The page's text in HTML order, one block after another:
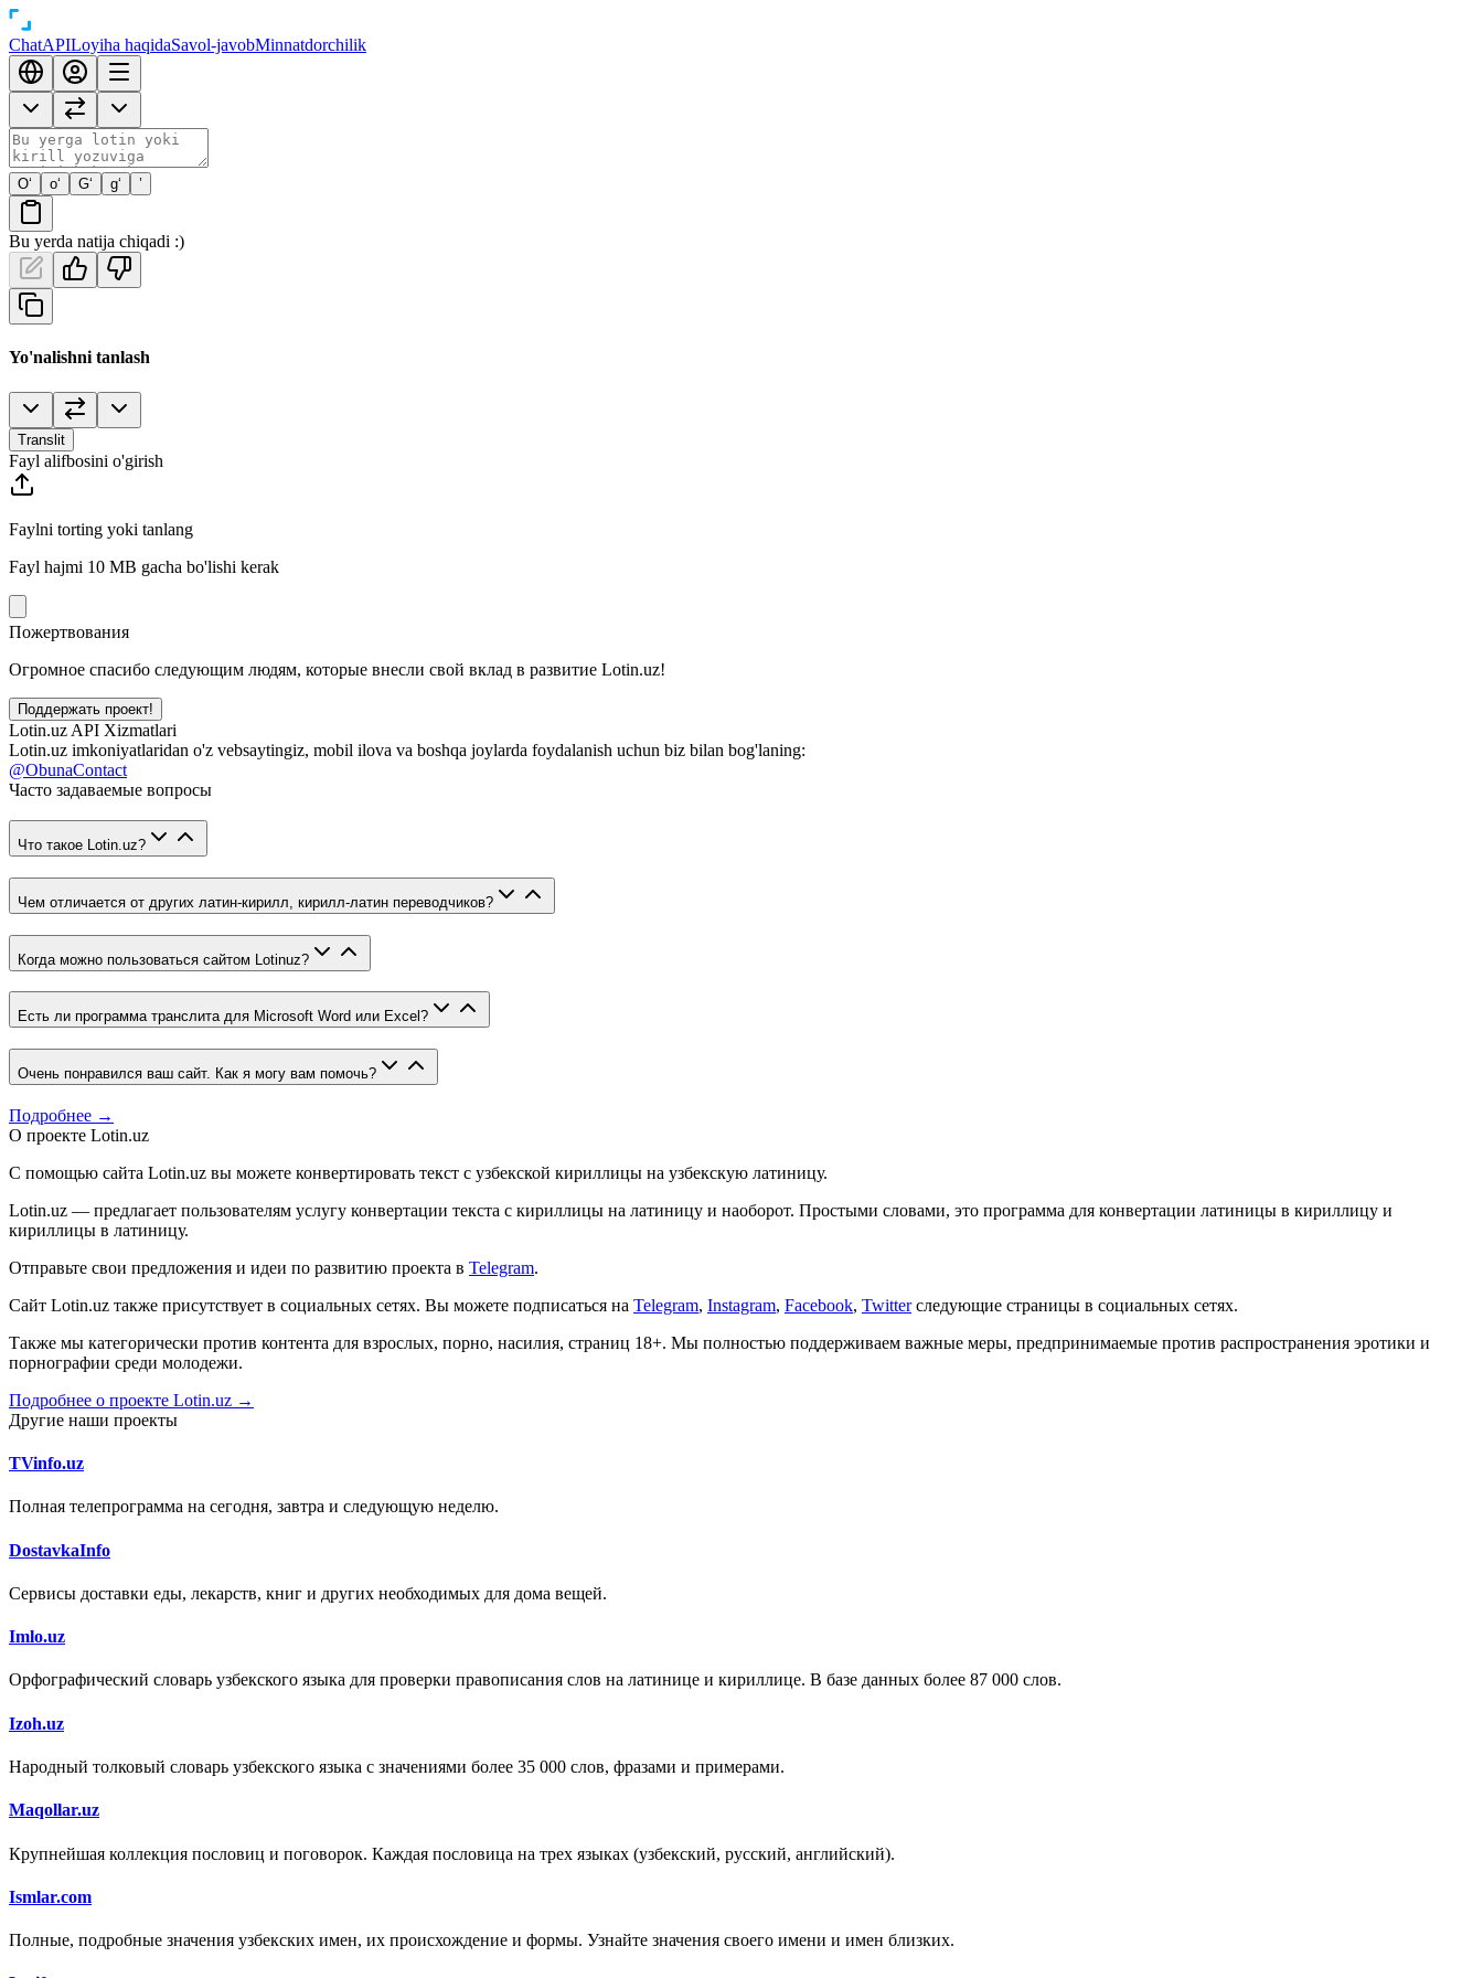
ChatAPILoyiha haqidaSavol-javobMinnatdorchilik
O‘ o‘ G‘ g‘ ’
Bu yerda natija chiqadi :)
Yo'nalishni tanlash
Translit
Fayl alifbosini o'girish
Faylni torting yoki tanlang
Fayl hajmi 10 MB gacha bo'lishi kerak
Пожертвования
Огромное спасибо следующим людям, которые внесли свой вклад в развитие Lotin.uz!
Поддержать проект!
Lotin.uz API Xizmatlari
Lotin.uz imkoniyatlaridan o'z vebsaytingiz, mobil ilova va boshqa joylarda foydalanish uchun biz bilan bog'laning:
@ObunaContact
Часто задаваемые вопросы
Что такое Lotin.uz?
Чем отличается от других латин-кирилл, кирилл-латин переводчиков?
Когда можно пользоваться сайтом Lotinuz?
Есть ли программа транслита для Microsoft Word или Excel?
Очень понравился ваш сайт. Как я могу вам помочь?
Подробнее →
О проекте Lotin.uz
С помощью сайта Lotin.uz вы можете конвертировать текст с узбекской кириллицы на узбекскую латиницу.
Lotin.uz — предлагает пользователям услугу конвертации текста с кириллицы на латиницу и наоборот. Простыми словами, это программа для конвертации латиницы в кириллицу и
кириллицы в латиницу.
Отправьте свои предложения и идеи по развитию проекта в Telegram.
Сайт Lotin.uz также присутствует в социальных сетях. Вы можете подписаться на Telegram, Instagram, Facebook, Twitter следующие страницы в социальных сетях.
Также мы категорически против контента для взрослых, порно, насилия, страниц 18+. Мы полностью поддерживаем важные меры, предпринимаемые против распространения эротики и
порнографии среди молодежи.
Подробнее о проекте Lotin.uz →
Другие наши проекты
TVinfo.uz
Полная телепрограмма на сегодня, завтра и следующую неделю.
DostavkaInfo
Сервисы доставки еды, лекарств, книг и других необходимых для дома вещей.
Imlo.uz
Орфографический словарь узбекского языка для проверки правописания слов на латинице и кириллице. В базе данных более 87 000 слов.
Izoh.uz
Народный толковый словарь узбекского языка с значениями более 35 000 слов, фразами и примерами.
Maqollar.uz
Крупнейшая коллекция пословиц и поговорок. Каждая пословица на трех языках (узбекский, русский, английский).
Ismlar.com
Полные, подробные значения узбекских имен, их происхождение и формы. Узнайте значения своего имени и имен близких.